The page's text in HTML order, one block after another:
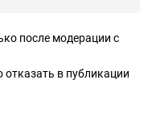
после модерации с
отказать в публикации